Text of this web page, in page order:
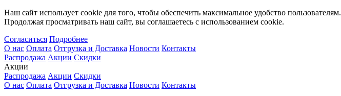
Наш сайт использует cookie для того, чтобы обеспечить максимальное удобство пользователям.
Продолжая просматривать наш сайт, вы соглашаетесь с использованием cookie.
Согласиться Подробнее
О нас Оплата Отгрузка и Доставка Новости Контакты
Распродажа Акции Скидки
Акции
Распродажа Акции Скидки
О нас Оплата Отгрузка и Доставка Новости Контакты